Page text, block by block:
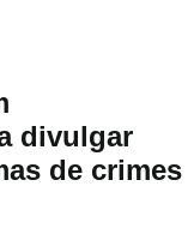
divulgar
de crimes